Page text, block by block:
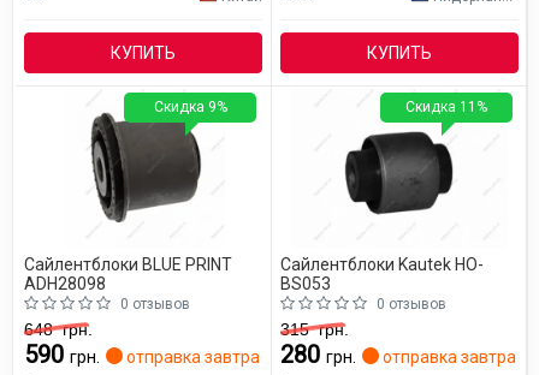
КУПИТЬ КУПИТЬ
Сайлентблоки BLUE PRINT
ADH28098
0 отзывов
648грн.
590 грн. отправка завтра
Скидка 9%
Сайлентблоки Kautek HO-
BS053
0 отзывов
315грн.
280 грн. отправка завтра
Скидка 11%